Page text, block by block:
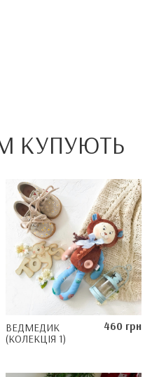
КУПУЮТЬ
ВЕДМЕДИК
(КОЛЕКЦІЯ 1)
460 грн